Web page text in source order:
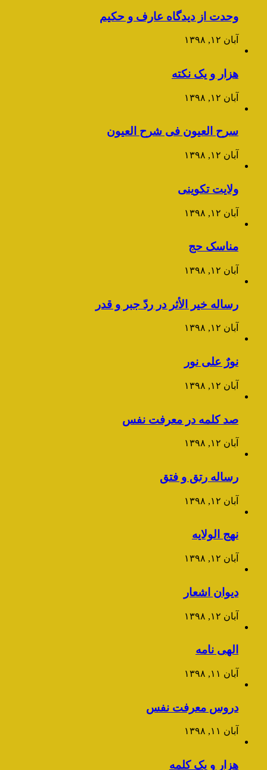
وحدت از دیدگاه عارف و حکیم
آبان ۱۲, ۱۳۹۸
هزار و یک نکته
آبان ۱۲, ۱۳۹۸
سرح العیون فی شرح العیون
آبان ۱۲, ۱۳۹۸
ولایت تکوینی
آبان ۱۲, ۱۳۹۸
مناسک حج
آبان ۱۲, ۱۳۹۸
رساله خیر الأثر در ردّ جبر و قدر
آبان ۱۲, ۱۳۹۸
نورٌ علی نور
آبان ۱۲, ۱۳۹۸
صد کلمه در معرفت نفس
آبان ۱۲, ۱۳۹۸
رساله رتق و فتق
آبان ۱۲, ۱۳۹۸
نهج الولایه
آبان ۱۲, ۱۳۹۸
دیوان اشعار
آبان ۱۲, ۱۳۹۸
الهی نامه
آبان ۱۱, ۱۳۹۸
دروس معرفت نفس
آبان ۱۱, ۱۳۹۸
هزار و یک کلمه